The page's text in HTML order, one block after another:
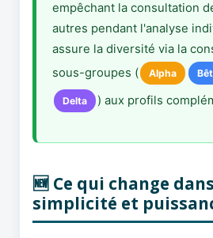
empêchant la consultation
autres pendant l'analyse
assure la diversité via la
sous-groupes (
Alpha
Delta ) aux profils
🆕 Ce qui change
simplicité et